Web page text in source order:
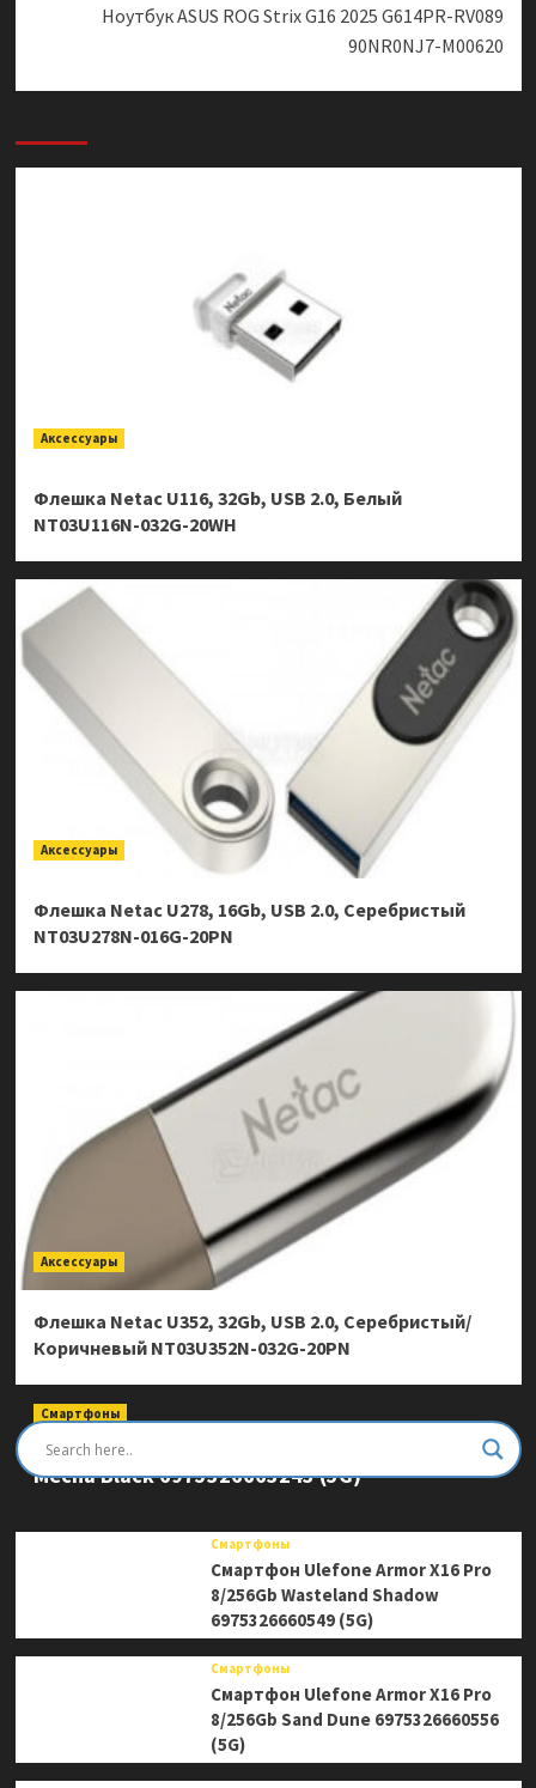
Ноутбук ASUS ROG Strix G16 2025 G614PR-RV089
90NR0NJ7-M00620
Аксессуары
Флешка Netac U116, 32Gb, USB 2.0, Белый
NT03U116N-032G-20WH
Аксессуары
Флешка Netac U278, 16Gb, USB 2.0, Серебристый
NT03U278N-016G-20PN
Аксессуары
Флешка Netac U352, 32Gb, USB 2.0, Серебристый/
Коричневый NT03U352N-032G-20PN
Смартфоны
Смартфон Ulefone Armor Mini 20 Pro 8/256Gb
Mecha Black 6975326663243 (5G)
Смартфоны
Смартфон Ulefone Armor X16 Pro
8/256Gb Wasteland Shadow
6975326660549 (5G)
Смартфоны
Смартфон Ulefone Armor X16 Pro
8/256Gb Sand Dune 6975326660556
(5G)